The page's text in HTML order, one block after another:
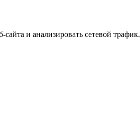
и анализировать сетевой трафик.